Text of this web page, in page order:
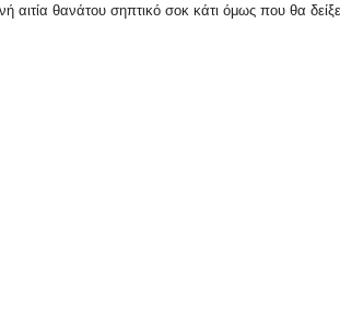
θανάτου σηπτικό σοκ κάτι όμως που θα